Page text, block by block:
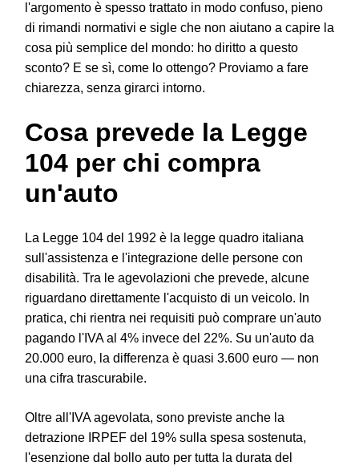
l'argomento è spesso trattato in modo confuso, pieno
di rimandi normativi e sigle che non aiutano a capire la
cosa più semplice del mondo: ho diritto a questo
sconto? E se sì, come lo ottengo? Proviamo a fare
chiarezza, senza girarci intorno.
Cosa prevede la Legge
104 per chi compra
un'auto
La Legge 104 del 1992 è la legge quadro italiana
sull'assistenza e l'integrazione delle persone con
disabilità. Tra le agevolazioni che prevede, alcune
riguardano direttamente l'acquisto di un veicolo. In
pratica, chi rientra nei requisiti può comprare un'auto
pagando l'IVA al 4% invece del 22%. Su un'auto da
20.000 euro, la differenza è quasi 3.600 euro — non
una cifra trascurabile.
Oltre all'IVA agevolata, sono previste anche la
detrazione IRPEF del 19% sulla spesa sostenuta,
l'esenzione dal bollo auto per tutta la durata del